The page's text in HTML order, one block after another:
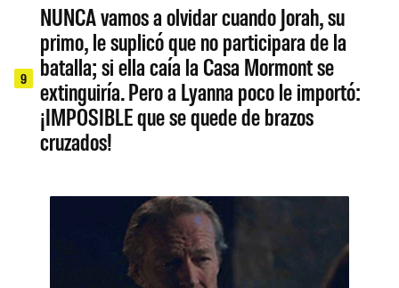
9
NUNCA vamos a olvidar cuando Jorah, su
primo, le suplicó que no participara de la
batalla; si ella caía la Casa Mormont se
extinguiría. Pero a Lyanna poco le importó:
¡IMPOSIBLE que se quede de brazos
cruzados!